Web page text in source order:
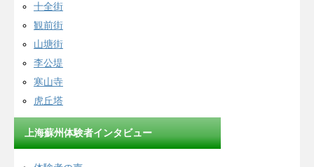
十全街
観前街
山塘街
李公堤
寒山寺
虎丘塔
上海蘇州体験者インタビュー